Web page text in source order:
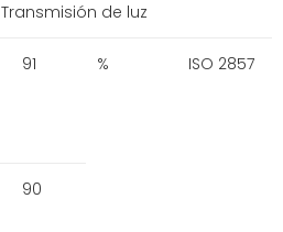
Transmisión de luz
91 % ISO 2857
90